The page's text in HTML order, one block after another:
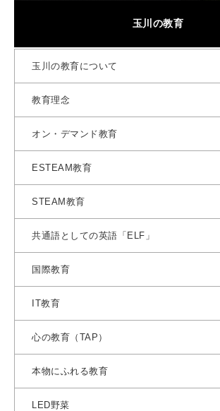
玉川の教育
玉川の教育について
教育理念
オン・デマンド教育
ESTEAM教育
STEAM教育
共通語としての英語「ELF」
国際教育
IT教育
心の教育（TAP）
本物にふれる教育
LED野菜